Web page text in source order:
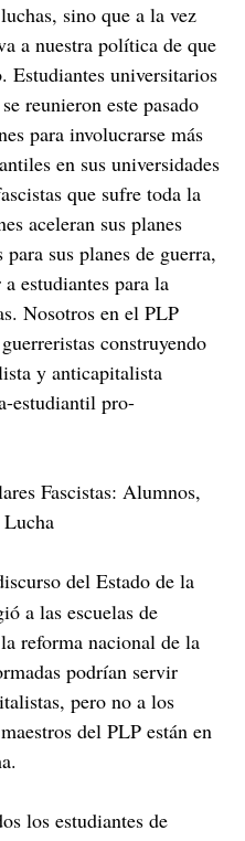
sino que a la vez
a nuestra política de que
Estudiantes universitarios
reunieron este pasado
para involucrarse más
en sus universidades
que sufre toda la
aceleran sus planes
sus planes de guerra,
estudiantes para la
Nosotros en el PLP
construyendo
y anticapitalista
estudiantil pro-
Fascistas: Alumnos,
del Estado de la
a las escuelas de
reforma nacional de la
podrían servir
pero no a los
del PLP están en
los estudiantes de